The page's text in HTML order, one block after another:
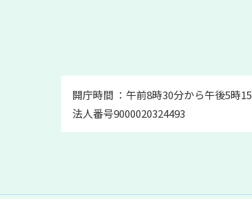
開庁時間 ：午前8時30分から午後5時
法人番号9000020324493